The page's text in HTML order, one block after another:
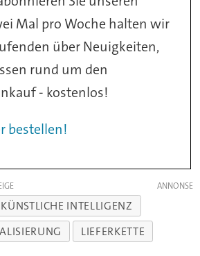
Mal pro Woche halten wir
über Neuigkeiten,
rund um den
- kostenlos!
bestellen!
KÜNSTLICHE INTELLIGENZ
LIEFERKETTE